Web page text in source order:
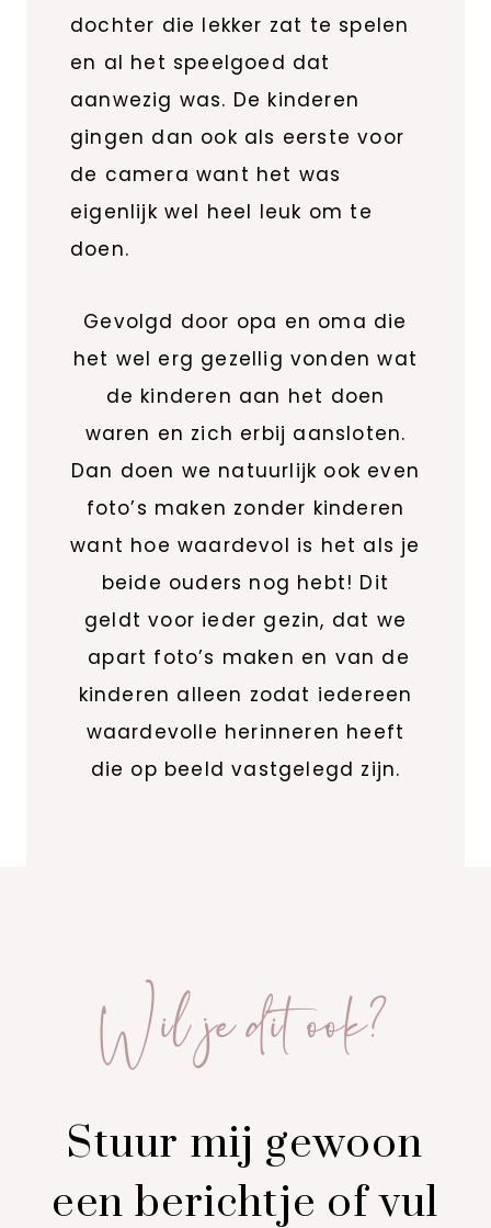
dochter die lekker zat te spelen
en al het speelgoed dat
aanwezig was. De kinderen
gingen dan ook als eerste voor
de camera want het was
eigenlijk wel heel leuk om te
doen.
Gevolgd door opa en oma die
het wel erg gezellig vonden wat
de kinderen aan het doen
waren en zich erbij aansloten.
Dan doen we natuurlijk ook even
foto’s maken zonder kinderen
want hoe waardevol is het als je
beide ouders nog hebt! Dit
geldt voor ieder gezin, dat we
apart foto’s maken en van de
kinderen alleen zodat iedereen
waardevolle herinneren heeft
die op beeld vastgelegd zijn.
Wil je dit ook?
Stuur mij gewoon
eenberichtje of vul